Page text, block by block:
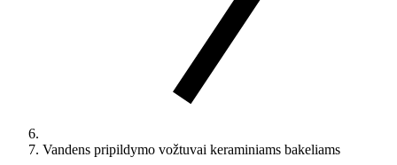
Vandens pripildymo vožtuvai keraminiams bakeliams